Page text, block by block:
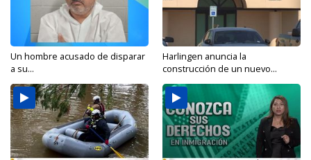
Un hombre acusado de disparar
a su...
Harlingen anuncia la
construcción de un nuevo...